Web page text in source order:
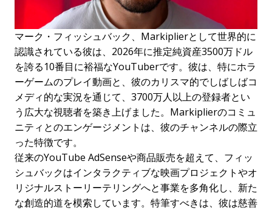
マーク・フィッシュバック、Markiplierとして世界的に
認識されている彼は、2026年に推定純資産3500万ドル
を誇る10番目に裕福なYouTuberです。彼は、特にホラ
ーゲームのプレイ動画と、彼のカリスマ的でしばしばコ
メディ的な実況を通じて、3700万人以上の登録者とい
う広大な視聴者を築き上げました。Markiplierのコミュ
ニティとのエンゲージメントは、彼のチャンネルの際立
った特徴です。
従来のYouTube AdSenseや商品販売を超えて、フィッ
シュバックはインタラクティブな映画プロジェクトやオ
リジナルストーリーテリングへと事業を多角化し、新た
な創造的道を模索しています。特筆すべきは、彼は慈善